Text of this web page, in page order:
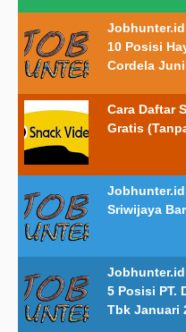
10 Posisi
Cordela Juni
Cara Daftar
Gratis
Jobhunter.id
Sriwijaya
5 Posisi PT.
Tbk Januari